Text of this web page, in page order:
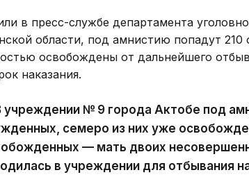
в пресс-службе департамента
области, под амнистию попадут
освобождены от дальнейшего
наказания.
№ 9 города Актобе под
семеро из них уже
— мать двоих
в учреждении для отбывания